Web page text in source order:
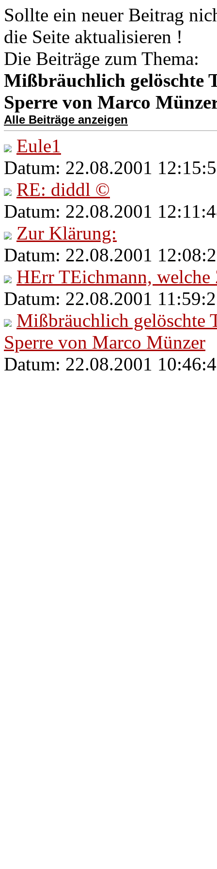
Sollte ein neuer Beitrag
die Seite aktualisieren !
Die Beiträge zum Thema:
Mißbräuchlich gelöschte
Sperre von Marco
Alle Beiträge anzeigen
Eule1
Datum: 22.08.2001
RE: diddl ©
Datum: 22.08.2001
Zur Klärung:
Datum: 22.08.2001
HErr TEichmann,
Datum: 22.08.2001
Mißbräuchlich gelöschte
Sperre von Marco Münzer
Datum: 22.08.2001